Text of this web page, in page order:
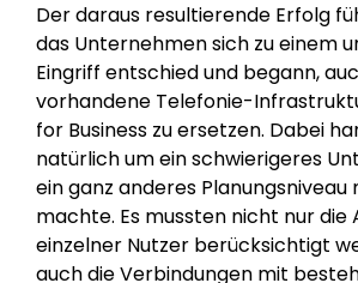
Der daraus resultierende Erfolg
das Unternehmen sich zu einem
Eingriff entschied und begann,
vorhandene Telefonie-
for Business zu ersetzen. Dabei
natürlich um ein schwierigeres
ein ganz anderes Planungsniveau
machte. Es mussten nicht nur die
einzelner Nutzer berücksichtigt
auch die Verbindungen mit